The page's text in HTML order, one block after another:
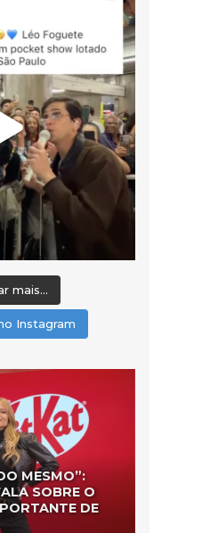
mais...
Instagram
MESMO”:
SOBRE O
DE